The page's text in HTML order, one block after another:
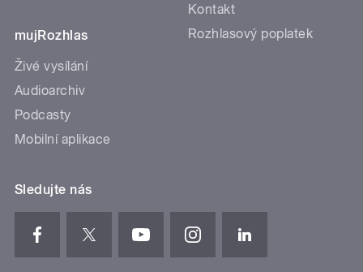
mujRozhlas
Živé vysílání
Audioarchiv
Podcasty
Mobilní aplikace
Kontakt
Rozhlasový poplatek
Sledujte nás